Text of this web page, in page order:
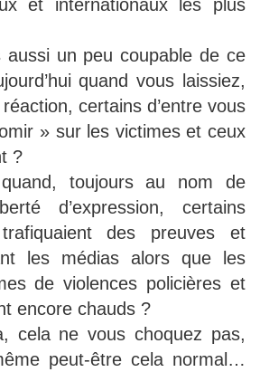
et internationaux les plus
aussi un peu coupable de ce
quand vous laissiez,
certains d’entre vous
» sur les victimes et ceux
?
toujours au nom de
d’expression, certains
des preuves et
les médias alors que les
de violences policières et
encore chauds ?
cela ne vous choquez pas,
peut-être cela normal…